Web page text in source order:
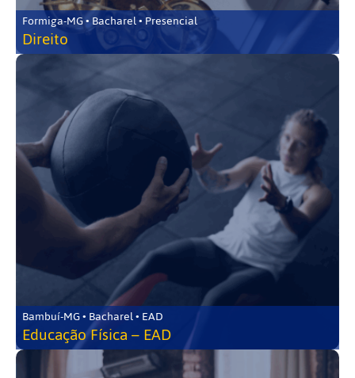
Formiga-MG • Bacharel • Presencial
Direito
Bambuí-MG • Bacharel • EAD
Educação Física – EAD